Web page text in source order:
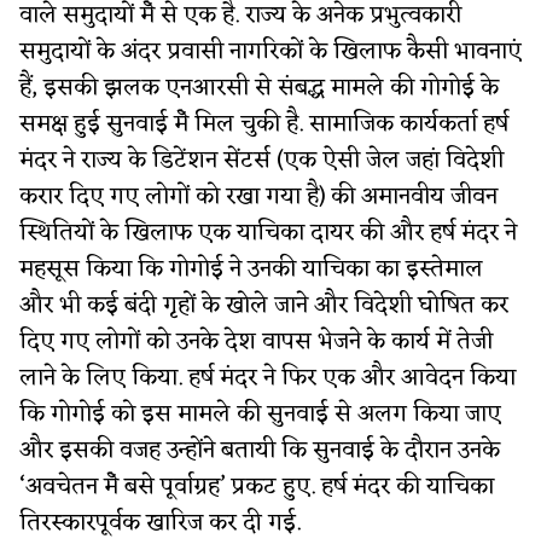
वाले समुदायों मेँ से एक है. राज्य के अनेक प्रभुत्वकारी
समुदायों के अंदर प्रवासी नागरिकों के खिलाफ कैसी भावनाएं
हैं, इसकी झलक एनआरसी से संबद्ध मामले की गोगोई के
समक्ष हुई सुनवाई मेँ मिल चुकी है. सामाजिक कार्यकर्ता हर्ष
मंदर ने राज्य के डिटेंशन सेंटर्स (एक ऐसी जेल जहां विदेशी
करार दिए गए लोगों को रखा गया है) की अमानवीय जीवन
स्थितियों के खिलाफ एक याचिका दायर की और हर्ष मंदर ने
महसूस किया कि गोगोई ने उनकी याचिका का इस्तेमाल
और भी कई बंदी गृहों के खोले जाने और विदेशी घोषित कर
दिए गए लोगों को उनके देश वापस भेजने के कार्य में तेजी
लाने के लिए किया. हर्ष मंदर ने फिर एक और आवेदन किया
कि गोगोई को इस मामले की सुनवाई से अलग किया जाए
और इसकी वजह उन्होंने बतायी कि सुनवाई के दौरान उनके
‘अवचेतन मेँ बसे पूर्वाग्रह’ प्रकट हुए. हर्ष मंदर की याचिका
तिरस्कारपूर्वक खारिज कर दी गई.